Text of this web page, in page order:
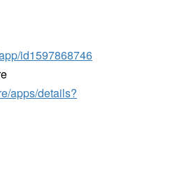
id1597868746
apps/details?